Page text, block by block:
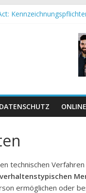
SEO 2025
entfernt Hashtag-
zum DDG: wichtige
DATENSCHUTZ
technischen
ermöglichen oder